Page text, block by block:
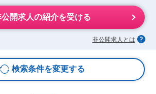
公開求人の紹介を受ける
非公開求人とは
検索条件を変更する